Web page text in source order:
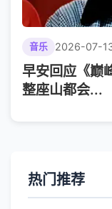
音乐 2026-07-
早安回应《巅
整座山都会...
热门推荐